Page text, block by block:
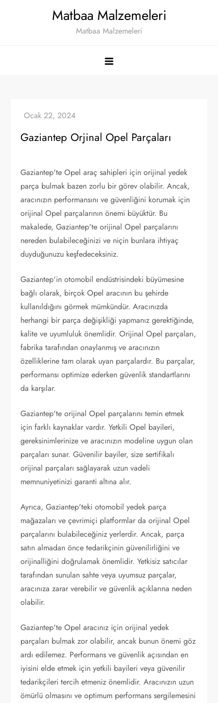
Matbaa Malzemeleri
Matbaa Malzemeleri
Gaziantep Orjinal Opel Parçaları
Gaziantep'te Opel araç sahipleri için orijinal yedek
parça bulmak bazen zorlu bir görev olabilir. Ancak,
aracınızın performansını ve güvenliğini korumak için
orijinal Opel parçalarının önemi büyüktür. Bu
makalede, Gaziantep'te orijinal Opel parçalarını
nereden bulabileceğinizi ve niçin bunlara ihtiyaç
duyduğunuzu keşfedeceksiniz.
Gaziantep'in otomobil endüstrisindeki büyümesine
bağlı olarak, birçok Opel aracının bu şehirde
kullanıldığını görmek mümkündür. Aracınızda
herhangi bir parça değişikliği yapmanız gerektiğinde,
kalite ve uyumluluk önemlidir. Orijinal Opel parçaları,
fabrika tarafından onaylanmış ve aracınızın
özelliklerine tam olarak uyan parçalardır. Bu parçalar,
performansı optimize ederken güvenlik standartlarını
da karşılar.
Gaziantep'te orijinal Opel parçalarını temin etmek
için farklı kaynaklar vardır. Yetkili Opel bayileri,
gereksinimlerinize ve aracınızın modeline uygun olan
parçaları sunar. Güvenilir bayiler, size sertifikalı
orijinal parçaları sağlayarak uzun vadeli
memnuniyetinizi garanti altına alır.
Ayrıca, Gaziantep'teki otomobil yedek parça
mağazaları ve çevrimiçi platformlar da orijinal Opel
parçalarını bulabileceğiniz yerlerdir. Ancak, parça
satın almadan önce tedarikçinin güvenilirliğini ve
orijinalliğini doğrulamak önemlidir. Yetkisiz satıcılar
tarafından sunulan sahte veya uyumsuz parçalar,
aracınıza zarar verebilir ve güvenlik açıklarına neden
olabilir.
Gaziantep'te Opel aracınız için orijinal yedek
parçaları bulmak zor olabilir, ancak bunun önemi göz
ardı edilemez. Performans ve güvenlik açısından en
iyisini elde etmek için yetkili bayileri veya güvenilir
tedarikçileri tercih etmeniz önemlidir. Aracınızın uzun
ömürlü olmasını ve optimum performans sergilemesini